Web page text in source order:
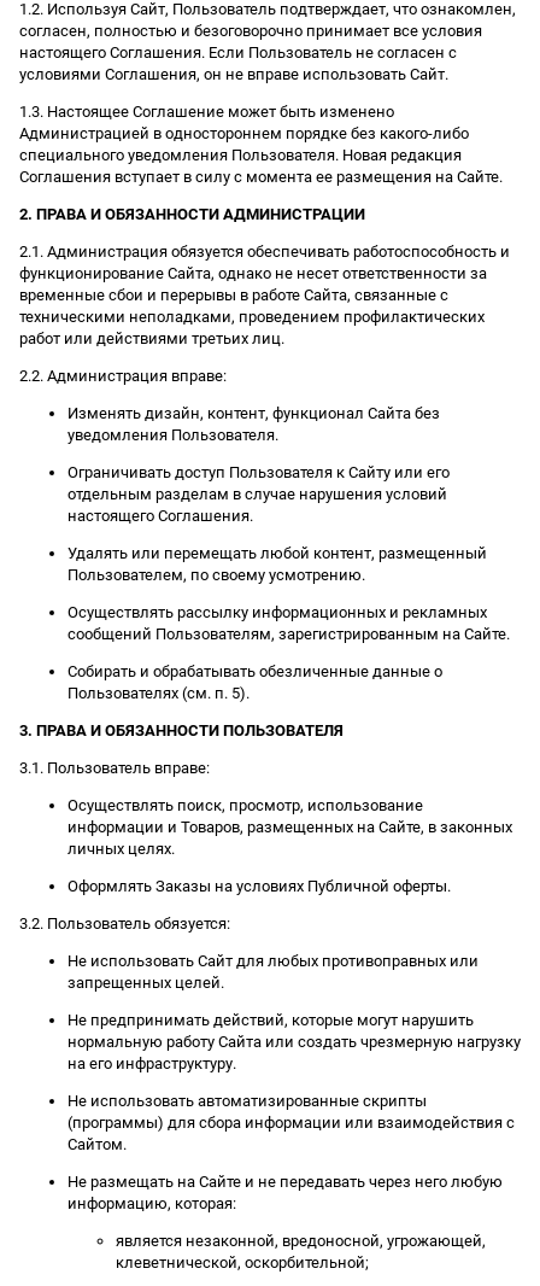
1.2. Используя Сайт, Пользователь подтверждает, что ознакомлен,
согласен, полностью и безоговорочно принимает все условия
настоящего Соглашения. Если Пользователь не согласен с
условиями Соглашения, он не вправе использовать Сайт.
1.3. Настоящее Соглашение может быть изменено
Администрацией в одностороннем порядке без какого-либо
специального уведомления Пользователя. Новая редакция
Соглашения вступает в силу с момента ее размещения на Сайте.
2. ПРАВА И ОБЯЗАННОСТИ АДМИНИСТРАЦИИ
2.1. Администрация обязуется обеспечивать работоспособность и
функционирование Сайта, однако не несет ответственности за
временные сбои и перерывы в работе Сайта, связанные с
техническими неполадками, проведением профилактических
работ или действиями третьих лиц.
2.2. Администрация вправе:
Изменять дизайн, контент, функционал Сайта без
уведомления Пользователя.
Ограничивать доступ Пользователя к Сайту или его
отдельным разделам в случае нарушения условий
настоящего Соглашения.
Удалять или перемещать любой контент, размещенный
Пользователем, по своему усмотрению.
Осуществлять рассылку информационных и рекламных
сообщений Пользователям, зарегистрированным на Сайте.
Собирать и обрабатывать обезличенные данные о
Пользователях (см. п. 5).
3. ПРАВА И ОБЯЗАННОСТИ ПОЛЬЗОВАТЕЛЯ
3.1. Пользователь вправе:
Осуществлять поиск, просмотр, использование
информации и Товаров, размещенных на Сайте, в законных
личных целях.
Оформлять Заказы на условиях Публичной оферты.
3.2. Пользователь обязуется:
Не использовать Сайт для любых противоправных или
запрещенных целей.
Не предпринимать действий, которые могут нарушить
нормальную работу Сайта или создать чрезмерную нагрузку
на его инфраструктуру.
Не использовать автоматизированные скрипты
(программы) для сбора информации или взаимодействия с
Сайтом.
Не размещать на Сайте и не передавать через него любую
информацию, которая:
является незаконной, вредоносной, угрожающей,
клеветнической, оскорбительной;